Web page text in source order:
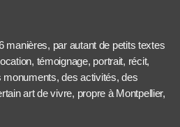
manières, par autant de petits textes
témoignage, portrait, récit,
des activités, des
art de vivre, propre à Montpellier,